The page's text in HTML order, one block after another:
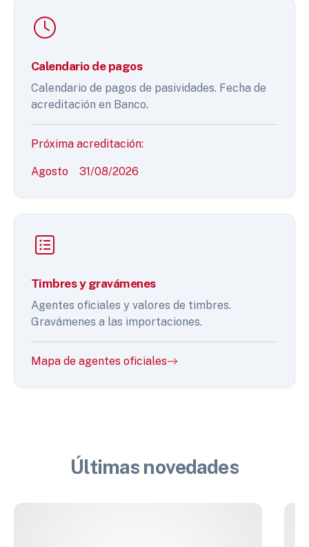
Calendario de pagos
Calendario de pagos de pasividades. Fecha de
acreditación en Banco.
Próxima acreditación:
Agosto 31/08/2026
Timbres y gravámenes
Agentes oficiales y valores de timbres.
Gravámenes a las importaciones.
Mapa de agentes oficiales
Últimas novedades